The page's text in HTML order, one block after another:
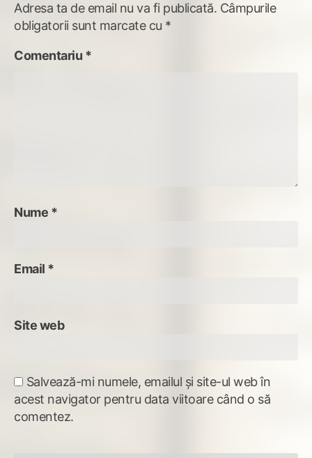
Adresa ta de email nu va fi publicată. Câmpurile
obligatorii sunt marcate cu *
Comentariu *
Nume *
Email *
Site web
Salvează-mi numele, emailul și site-ul web în
acest navigator pentru data viitoare când o să
comentez.